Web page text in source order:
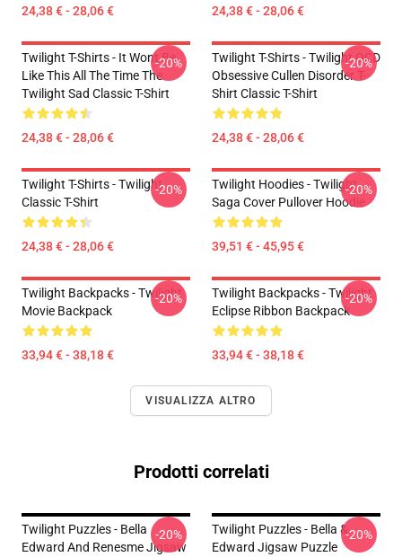
24,38 € - 28,06 € 24,38 € - 28,06 €
Twilight T-Shirts - It Wont Be
Like This All The Time The
Twilight Sad Classic T-Shirt
24,38 € - 28,06 €
-20%
Twilight T-Shirts - Twilight OCD
Obsessive Cullen Disorder T-
Shirt Classic T-Shirt
24,38 € - 28,06 €
-20%
Twilight T-Shirts - Twilight
Classic T-Shirt
24,38 € - 28,06 €
-20%
Twilight Hoodies - Twilight
Saga Cover Pullover Hoodie
39,51 € - 45,95 €
-20%
Twilight Backpacks - Twilight
Movie Backpack
33,94 € - 38,18 €
-20%
Twilight Backpacks - Twilight
Eclipse Ribbon Backpack
33,94 € - 38,18 €
-20%
VISUALIZZA ALTRO
Prodotti correlati
Twilight Puzzles - Bella
Edward And Renesme Jigsaw
-20%
Twilight Puzzles - Bella &
Edward Jigsaw Puzzle
-20%